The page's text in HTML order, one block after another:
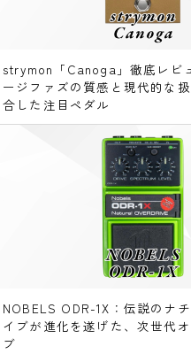
strymon「Canoga」徹底レビ
ージファズの質感と現代的な
合した注目ペダル
NOBELS ODR-1X：伝説のナ
イブが進化を遂げた、次世代
ブ